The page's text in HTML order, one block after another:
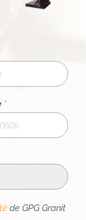
*
de GPG Granit